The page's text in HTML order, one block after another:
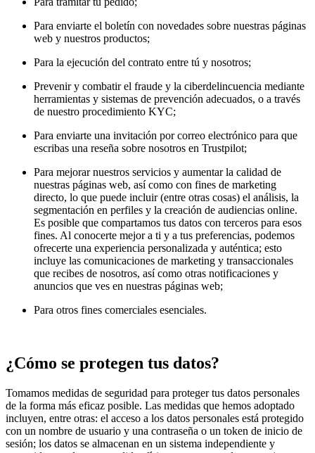
Para enviarte el boletín con novedades sobre nuestras páginas
web y nuestros productos;
Para la ejecución del contrato entre tú y nosotros;
Prevenir y combatir el fraude y la ciberdelincuencia mediante
herramientas y sistemas de prevención adecuados, o a través
de nuestro procedimiento KYC;
Para enviarte una invitación por correo electrónico para que
escribas una reseña sobre nosotros en Trustpilot;
Para mejorar nuestros servicios y aumentar la calidad de
nuestras páginas web, así como con fines de marketing
directo, lo que puede incluir (entre otras cosas) el análisis, la
segmentación en perfiles y la creación de audiencias online.
Es posible que compartamos tus datos con terceros para esos
fines. Al conocerte mejor a ti y a tus preferencias, podemos
ofrecerte una experiencia personalizada y auténtica; esto
incluye las comunicaciones de marketing y transaccionales
que recibes de nosotros, así como otras notificaciones y
anuncios que ves en nuestras páginas web;
Para otros fines comerciales esenciales.
¿Cómo se protegen tus datos?
Tomamos medidas de seguridad para proteger tus datos personales
de la forma más eficaz posible. Las medidas que hemos adoptado
incluyen, entre otras: el acceso a los datos personales está protegido
con un nombre de usuario y una contraseña o un token de inicio de
sesión; los datos se almacenan en un sistema independiente y